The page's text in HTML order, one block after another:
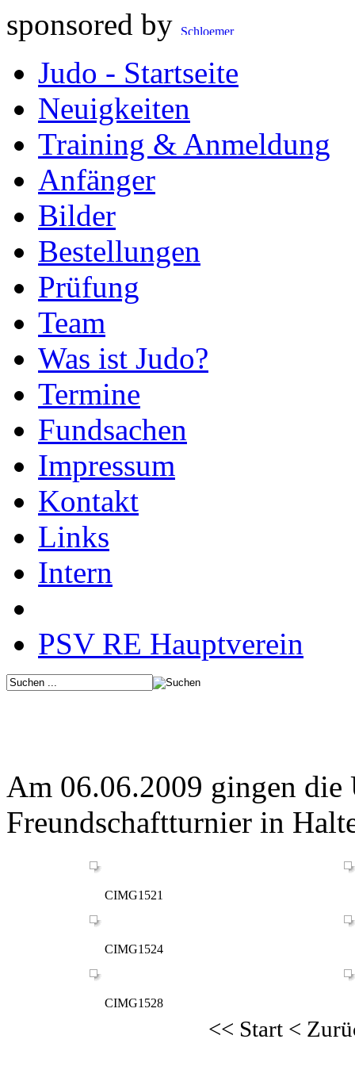
sponsored by
Judo - Startseite
Neuigkeiten
Training & Anmeldung
Anfänger
Bilder
Bestellungen
Prüfung
Team
Was ist Judo?
Termine
Fundsachen
Impressum
Kontakt
Links
Intern
PSV RE Hauptverein
Am 06.06.2009 gingen
Freundschaftturnier in
CIMG1521
CIMG1524
CIMG1528
<< Start <